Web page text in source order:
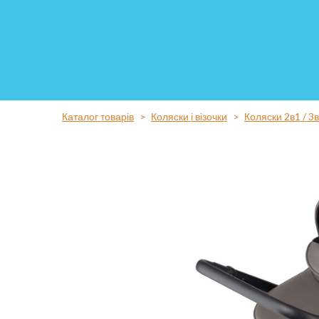
Каталог товарів Коляски і візочки Коляски 2в1 /